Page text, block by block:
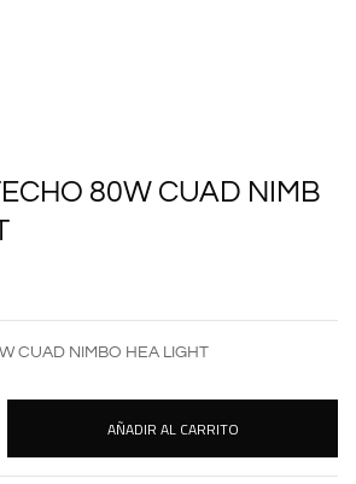
80W CUAD NIMB
CUAD NIMBO HEA LIGHT
AÑADIR AL CARRITO